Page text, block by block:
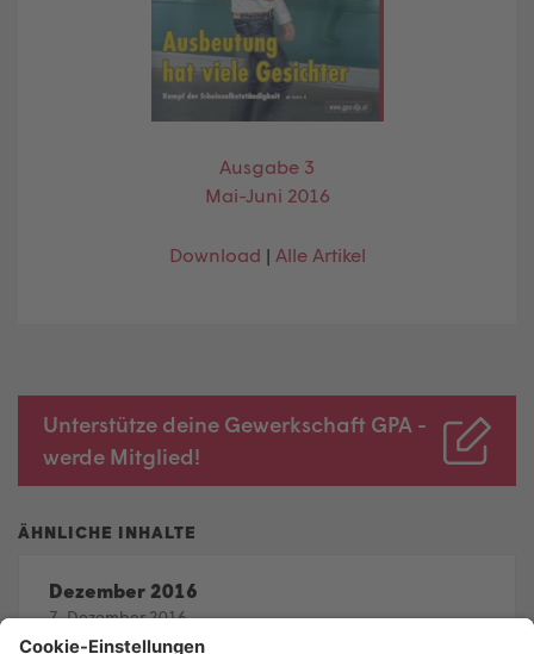
Ausgabe 3
Mai-Juni 2016
Download | Alle Artikel
Unterstütze deine Gewerkschaft GPA -
werde Mitglied!
Dezember 2016
7. Dezember 2016